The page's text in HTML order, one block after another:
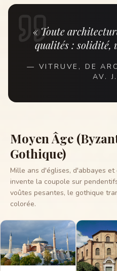
« Toute
qualités : solidité,
— VITRUVE, DE
AV.
Moyen Âge
Gothique)
Mille ans d'églises, d'abbayes
invente la coupole sur
voûtes pesantes, le gothique
colorée.